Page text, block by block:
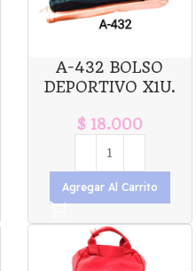
A-432 BOLSO
DEPORTIVO X1U.
$18.000
Agregar Al Carrito